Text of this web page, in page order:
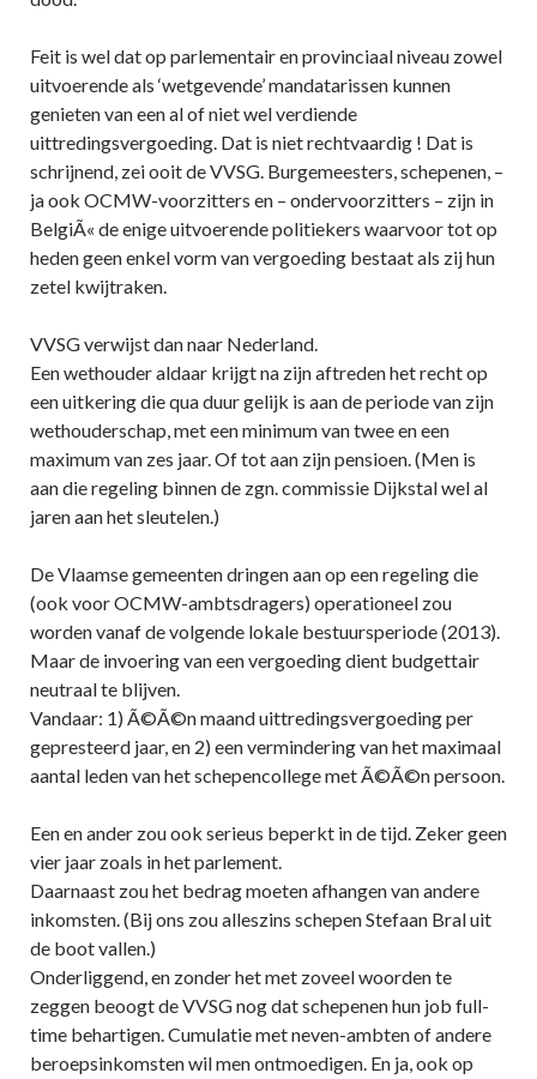
Feit is wel dat op parlementair en provinciaal niveau zowel
uitvoerende als ‘wetgevende’ mandatarissen kunnen
genieten van een al of niet wel verdiende
uittredingsvergoeding. Dat is niet rechtvaardig ! Dat is
schrijnend, zei ooit de VVSG. Burgemeesters, schepenen, –
ja ook OCMW-voorzitters en – ondervoorzitters – zijn in
BelgiÃ« de enige uitvoerende politiekers waarvoor tot op
heden geen enkel vorm van vergoeding bestaat als zij hun
zetel kwijtraken.
VVSG verwijst dan naar Nederland.
Een wethouder aldaar krijgt na zijn aftreden het recht op
een uitkering die qua duur gelijk is aan de periode van zijn
wethouderschap, met een minimum van twee en een
maximum van zes jaar. Of tot aan zijn pensioen. (Men is
aan die regeling binnen de zgn. commissie Dijkstal wel al
jaren aan het sleutelen.)
De Vlaamse gemeenten dringen aan op een regeling die
(ook voor OCMW-ambtsdragers) operationeel zou
worden vanaf de volgende lokale bestuursperiode (2013).
Maar de invoering van een vergoeding dient budgettair
neutraal te blijven.
Vandaar: 1) Ã©Ã©n maand uittredingsvergoeding per
gepresteerd jaar, en 2) een vermindering van het maximaal
aantal leden van het schepencollege met Ã©Ã©n persoon.
Een en ander zou ook serieus beperkt in de tijd. Zeker geen
vier jaar zoals in het parlement.
Daarnaast zou het bedrag moeten afhangen van andere
inkomsten. (Bij ons zou alleszins schepen Stefaan Bral uit
de boot vallen.)
Onderliggend, en zonder het met zoveel woorden te
zeggen beoogt de VVSG nog dat schepenen hun job full-
time behartigen. Cumulatie met neven-ambten of andere
beroepsinkomsten wil men ontmoedigen. En ja, ook op